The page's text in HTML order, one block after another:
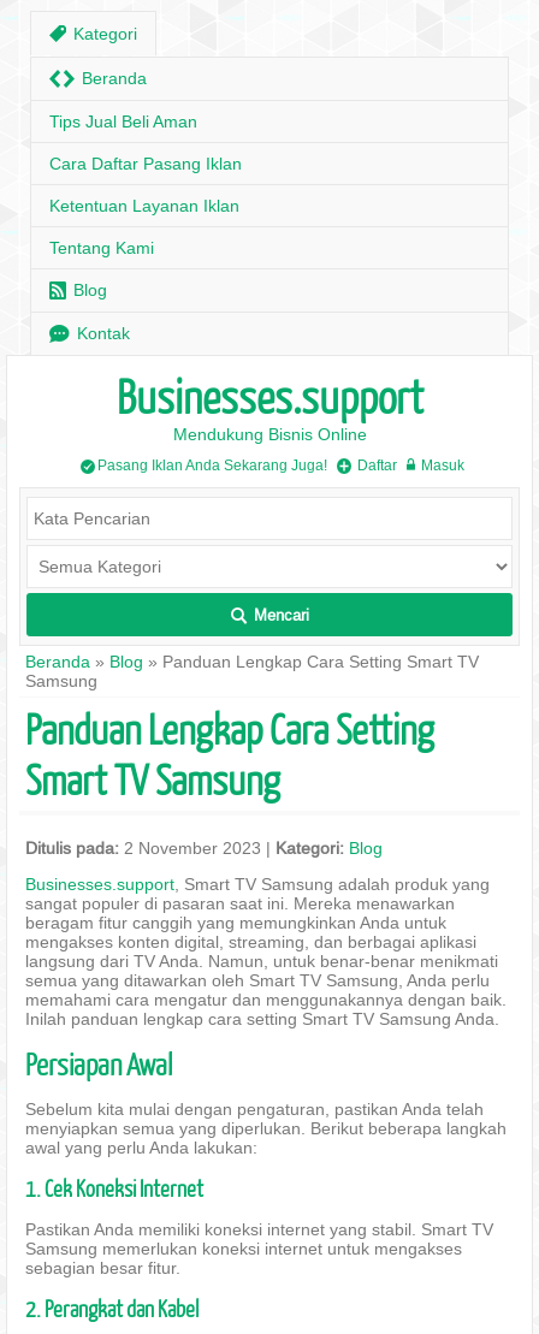
, Kategori
H Beranda
Tips Jual Beli Aman
Cara Daftar Pasang Iklan
Ketentuan Layanan Iklan
Tentang Kami
r Blog
e Kontak
Businesses.support
Mendukung Bisnis Online
/ Pasang Iklan Anda Sekarang Juga! + Daftar w Masuk
L Mencari
Beranda » Blog » Panduan Lengkap Cara Setting Smart TV
Samsung
Panduan Lengkap Cara Setting
Smart TV Samsung
Ditulis pada: 2 November 2023 | Kategori: Blog
Businesses.support , Smart TV Samsung adalah produk yang
sangat populer di pasaran saat ini. Mereka menawarkan
beragam fitur canggih yang memungkinkan Anda untuk
mengakses konten digital, streaming, dan berbagai aplikasi
langsung dari TV Anda. Namun, untuk benar-benar menikmati
semua yang ditawarkan oleh Smart TV Samsung, Anda perlu
memahami cara mengatur dan menggunakannya dengan baik.
Inilah panduan lengkap cara setting Smart TV Samsung Anda.
Persiapan Awal
Sebelum kita mulai dengan pengaturan, pastikan Anda telah
menyiapkan semua yang diperlukan. Berikut beberapa langkah
awal yang perlu Anda lakukan:
1. Cek Koneksi Internet
Pastikan Anda memiliki koneksi internet yang stabil. Smart TV
Samsung memerlukan koneksi internet untuk mengakses
sebagian besar fitur.
2. Perangkat dan Kabel